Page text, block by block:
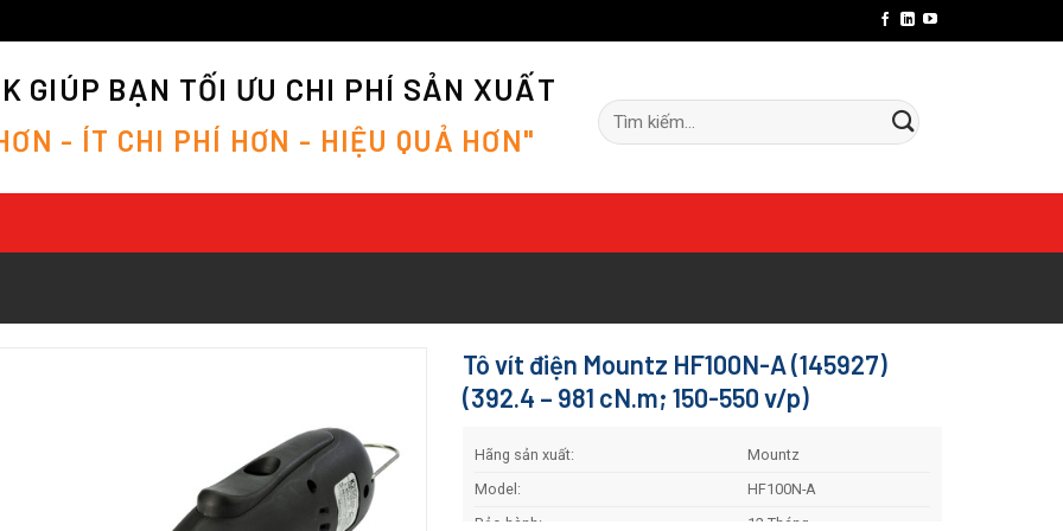
GIÚP BẠN TỐI ƯU CHI PHÍ SẢN XUẤT
ƠN - ÍT CHI PHÍ HƠN - HIỆU QUẢ HƠN"
Tìm
kiếm:
Tô vít điện Mountz HF100N-A (145927)
(392.4 – 981 cN.m; 150-550 v/p)
Hãng sản xuất:
Mountz
Model:
HF100N-A
Bảo hành:
12 Tháng